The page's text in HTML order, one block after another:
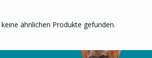
ähnlichen Produkte gefunden.